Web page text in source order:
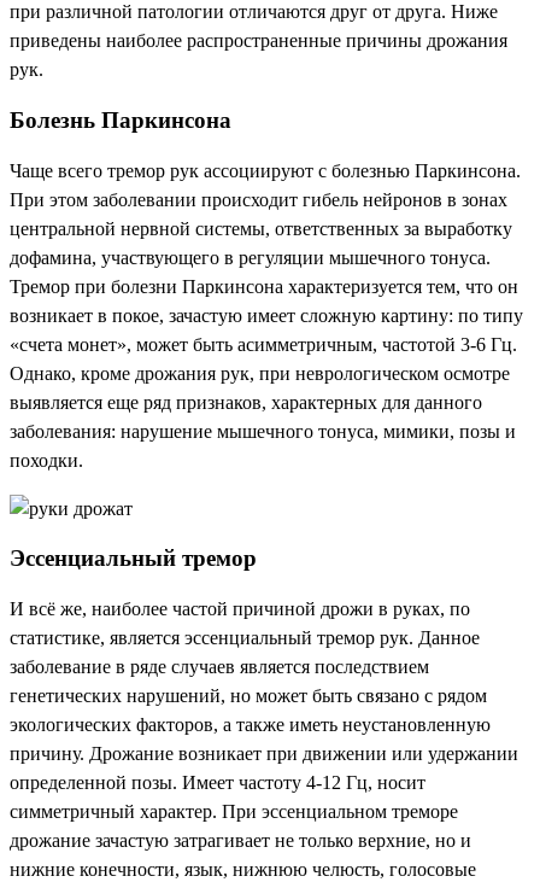
при различной патологии отличаются друг от друга. Ниже
приведены наиболее распространенные причины дрожания
рук.
Болезнь Паркинсона
Чаще всего тремор рук ассоциируют с болезнью Паркинсона.
При этом заболевании происходит гибель нейронов в зонах
центральной нервной системы, ответственных за выработку
дофамина, участвующего в регуляции мышечного тонуса.
Тремор при болезни Паркинсона характеризуется тем, что он
возникает в покое, зачастую имеет сложную картину: по типу
«счета монет», может быть асимметричным, частотой 3-6 Гц.
Однако, кроме дрожания рук, при неврологическом осмотре
выявляется еще ряд признаков, характерных для данного
заболевания: нарушение мышечного тонуса, мимики, позы и
походки.
Эссенциальный тремор
И всё же, наиболее частой причиной дрожи в руках, по
статистике, является эссенциальный тремор рук. Данное
заболевание в ряде случаев является последствием
генетических нарушений, но может быть связано с рядом
экологических факторов, а также иметь неустановленную
причину. Дрожание возникает при движении или удержании
определенной позы. Имеет частоту 4-12 Гц, носит
симметричный характер. При эссенциальном треморе
дрожание зачастую затрагивает не только верхние, но и
нижние конечности, язык, нижнюю челюсть, голосовые